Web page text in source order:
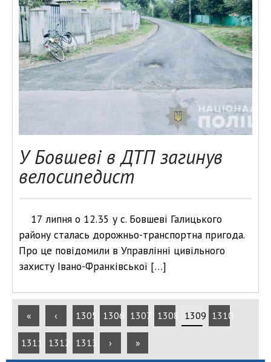
У Бовшеві в ДТП загинув
велосипедист
17 липня о 12.35 у с. Бовшеві Галицького
району сталась дорожньо-транспортна пригода.
Про це повідомили в Управлінні цивільного
захисту Івано-Франківської […]
« ‹ 1305 1306 1307 1308 1309 1310
1311 1312 1313 › »